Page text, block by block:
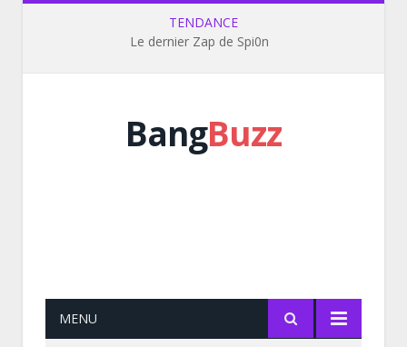
TENDANCE
Le dernier Zap de Spi0n
BangBuzz
MENU